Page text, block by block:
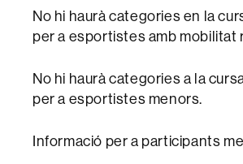
No hi haurà categories en la
per a esportistes amb mobilitat
No hi haurà categories a la
per a esportistes menors.
Informació per a participants